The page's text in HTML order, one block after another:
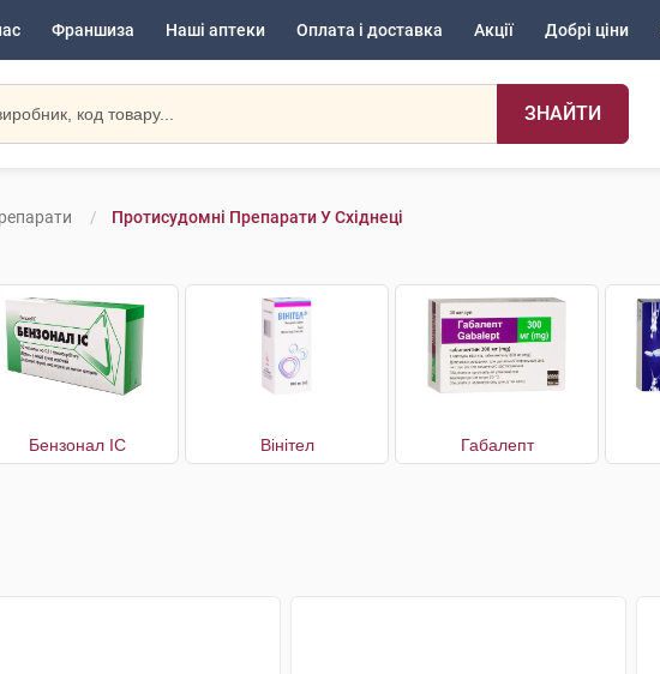
Франшиза Наші аптеки Оплата і доставка Акції Добрі ціни
ЗНАЙТИ
Протисудомні Препарати У Східнеці
Бензонал IC Вінітел Габалепт